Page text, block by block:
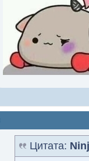
Цитата: